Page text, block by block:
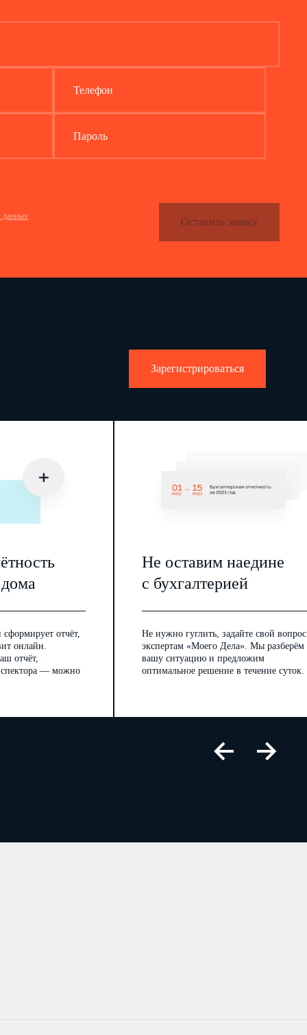
Телефон
Пароль
данных
Оставить заявку
Зарегистрироваться
сформирует отчёт,
онлайн.
отчёт,
— можно
Не оставим наедине
с бухгалтерией
Не нужно гуглить, задайте свой вопрос
экспертам «Моего Дела». Мы разберём
вашу ситуацию и предложим
оптимальное решение в течение суток.